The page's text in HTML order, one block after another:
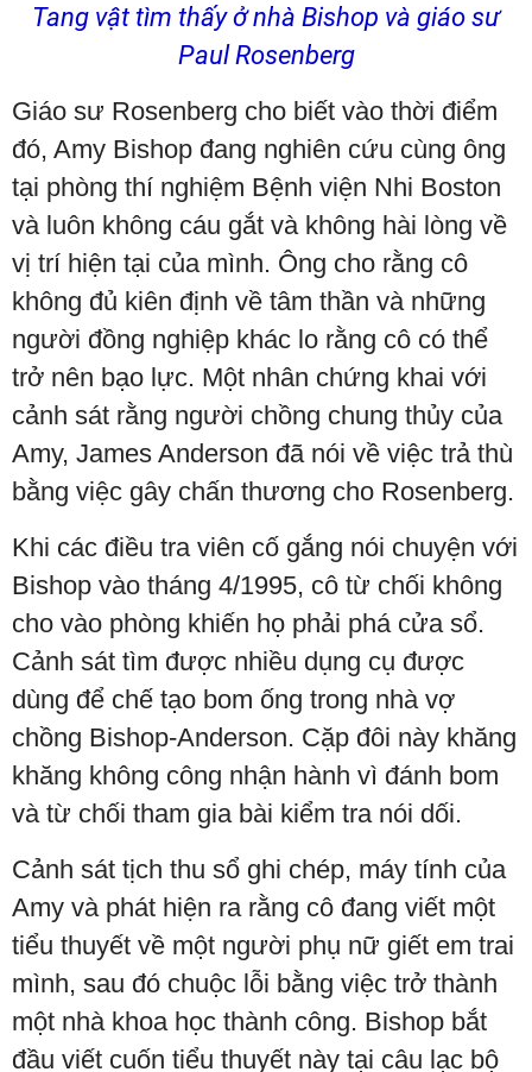
Tang vật tìm thấy ở nhà Bishop và giáo sư
Paul Rosenberg
Giáo sư Rosenberg cho biết vào thời điểm
đó, Amy Bishop đang nghiên cứu cùng ông
tại phòng thí nghiệm Bệnh viện Nhi Boston
và luôn không cáu gắt và không hài lòng về
vị trí hiện tại của mình. Ông cho rằng cô
không đủ kiên định về tâm thần và những
người đồng nghiệp khác lo rằng cô có thể
trở nên bạo lực. Một nhân chứng khai với
cảnh sát rằng người chồng chung thủy của
Amy, James Anderson đã nói về việc trả thù
bằng việc gây chấn thương cho Rosenberg.
Khi các điều tra viên cố gắng nói chuyện với
Bishop vào tháng 4/1995, cô từ chối không
cho vào phòng khiến họ phải phá cửa sổ.
Cảnh sát tìm được nhiều dụng cụ được
dùng để chế tạo bom ống trong nhà vợ
chồng Bishop-Anderson. Cặp đôi này khăng
khăng không công nhận hành vì đánh bom
và từ chối tham gia bài kiểm tra nói dối.
Cảnh sát tịch thu sổ ghi chép, máy tính của
Amy và phát hiện ra rằng cô đang viết một
tiểu thuyết về một người phụ nữ giết em trai
mình, sau đó chuộc lỗi bằng việc trở thành
một nhà khoa học thành công. Bishop bắt
đầu viết cuốn tiểu thuyết này tại câu lạc bộ